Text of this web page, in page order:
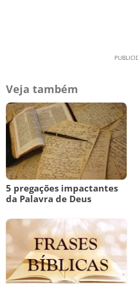
Veja também
5 pregações impactantes
da Palavra de Deus